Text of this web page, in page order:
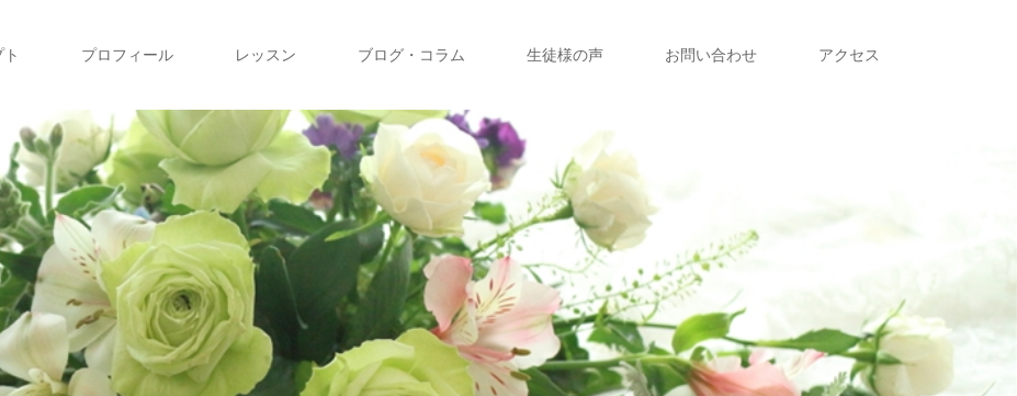
プロフィール レッスン ブログ・コラム 生徒様の声 お問い合わせ アクセス